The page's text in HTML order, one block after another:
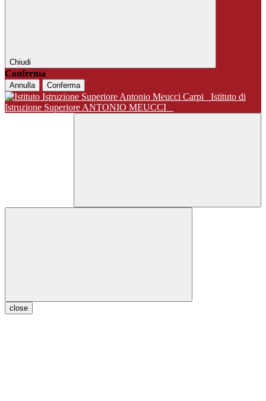
Chiudi
Conferma
Annulla Conferma
Istituto di
Istruzione Superiore ANTONIO MEUCCI
close